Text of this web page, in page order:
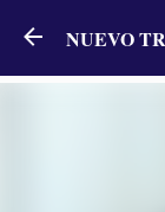
NUEVO